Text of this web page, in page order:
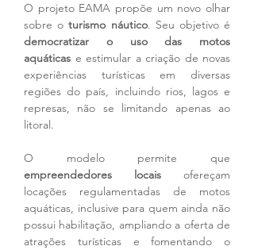
O projeto EAMA propõe um novo olhar
sobre o turismo náutico
democratizar o uso das motos
aquáticas e estimular a criação de novas
experiências turísticas em diversas
regiões do país, incluindo rios, lagos e
represas, não se limitando apenas ao
litoral.
empreendedores locais ofereçam
locações regulamentadas de motos
aquáticas, inclusive para quem ainda não
possui habilitação, ampliando a oferta de
atrações turísticas e fomentando o